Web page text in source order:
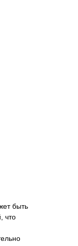
быть
что